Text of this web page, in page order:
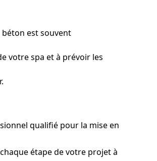
est souvent
votre spa et à prévoir les
qualifié pour la mise en
étape de votre projet à